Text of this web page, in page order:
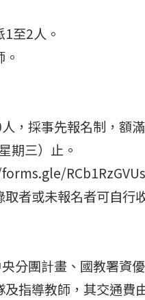
至2人。
，採事先報名制，額
期三）止。
者或未報名者可自行
分團計畫、國教署資
指導教師，其交通費